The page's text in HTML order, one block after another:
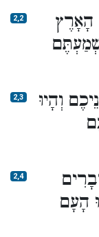
2,2
הָאָרֶץ
2,3
וְהָיוּ
2,4
הָעָם